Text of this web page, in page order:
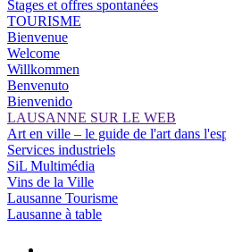
Stages et offres spontanées
TOURISME
Bienvenue
Welcome
Willkommen
Benvenuto
Bienvenido
LAUSANNE SUR LE WEB
Art en ville – le guide de l'art dans
Services industriels
SiL Multimédia
Vins de la Ville
Lausanne Tourisme
Lausanne à table